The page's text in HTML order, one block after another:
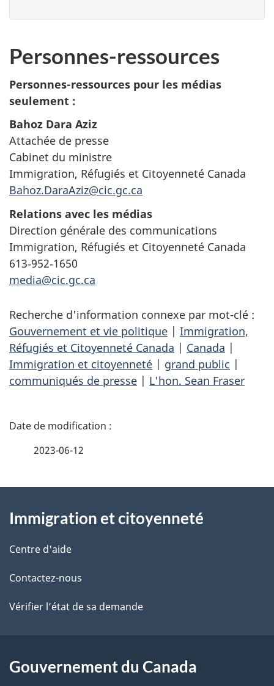
Personnes-ressources
Personnes-ressources pour les médias
seulement :
Bahoz Dara Aziz
Attachée de presse
Cabinet du ministre
Immigration, Réfugiés et Citoyenneté Canada
Bahoz.DaraAziz@cic.gc.ca
Relations avec les médias
Direction générale des communications
Immigration, Réfugiés et Citoyenneté Canada
613‑952‑1650
media@cic.gc.ca
Recherche d'information connexe par mot-clé :
Gouvernement et vie politique | Immigration,
Réfugiés et Citoyenneté Canada | Canada |
Immigration et citoyenneté | grand public |
communiqués de presse | L'hon. Sean Fraser
D
i
l
s
d
l
2023-06-12
propos
de
ce
site
Immigration et citoyenneté
Centre d'aide
Contactez-nous
Vérifier l’état de sa demande
Gouvernement du Canada